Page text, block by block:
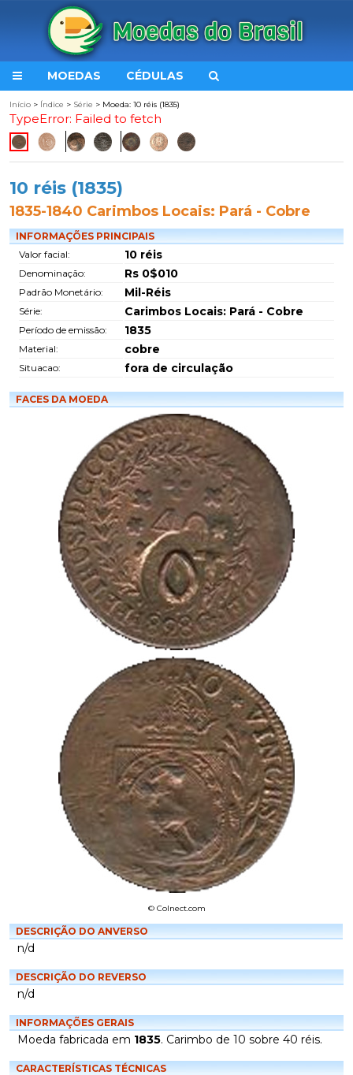
MOEDAS CÉDULAS
Início > Índice > Série > Moeda: 10 réis (1835)
TypeError: Failed to fetch
10 réis (1835)
1835-1840 Carimbos Locais: Pará - Cobre
INFORMAÇÕES PRINCIPAIS
Valor facial:
10 réis
Denominação: Rs 0$010
Padrão Monetário: Mil-Réis
Série: Carimbos Locais: Pará - Cobre
Período de emissão: 1835
Material: cobre
Situacao: fora de circulação
FACES DA MOEDA
© Colnect.com
DESCRIÇÃO DO ANVERSO
n/d
DESCRIÇÃO DO REVERSO
n/d
INFORMAÇÕES GERAIS
Moeda fabricada em 1835. Carimbo de 10 sobre 40 réis.
CARACTERÍSTICAS TÉCNICAS